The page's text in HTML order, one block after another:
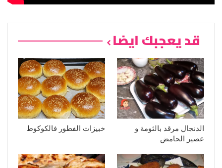
قد يعجبك ايضا
الدنجال مرقد بالثومة و
عصير الحامض
خبيزات الفطور فالكوكوط